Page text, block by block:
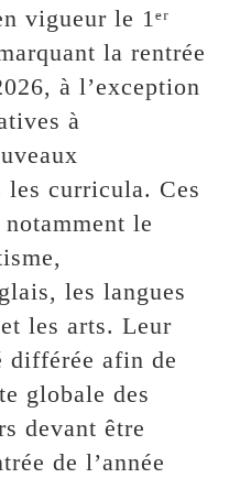
vigueur le 1ᵉʳ
la rentrée
à l’exception
à
les curricula. Ces
le
les langues
les arts. Leur
différée afin de
globale des
devant être
de l’année